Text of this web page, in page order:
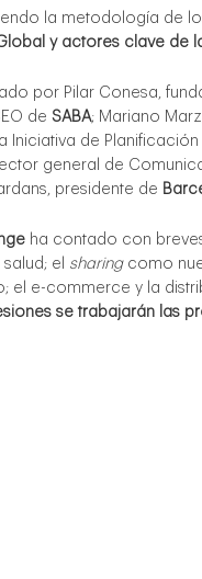
la metodología de
y actores clave de
por Pilar Conesa,
de SABA; Mariano
Iniciativa de
general de
presidente de
ha contado con
el sharingcomo
el e-commerce y la
se trabajarán las